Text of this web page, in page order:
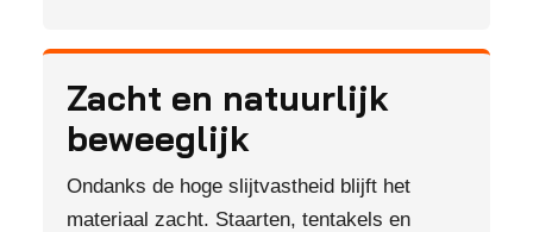
Zacht en natuurlijk
beweeglijk
Ondanks de hoge slijtvastheid blijft het
materiaal zacht. Staarten, tentakels en